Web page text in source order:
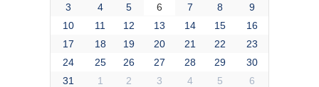
3
4 5 6 7 8
9
10
11 12 13 14 15
16
17
18 19 20 21 22
23
24
25 26 27 28 29
30
31
1 2 3 4 5 6